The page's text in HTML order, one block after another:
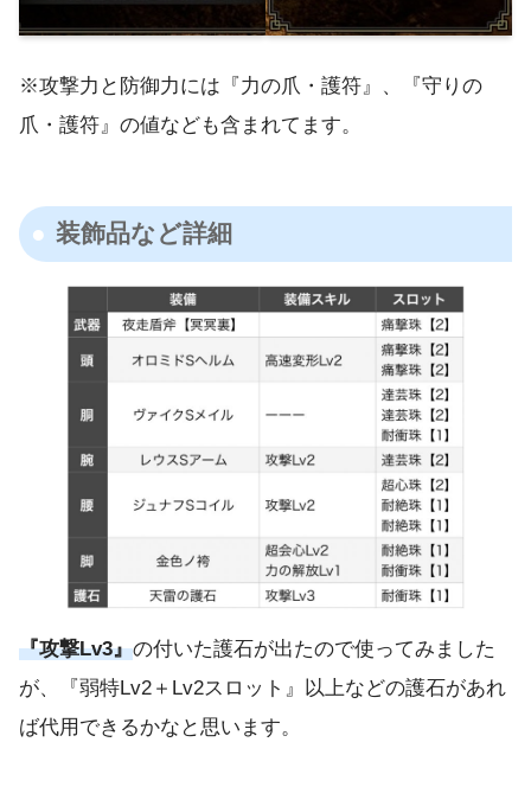
※攻撃力と防御力には『力の爪・護符』、『守りの
爪・護符』の値なども含まれてます。
装飾品など詳細
『攻撃Lv3』の付いた護石が出たので使ってみました
が、『弱特Lv2＋Lv2スロット』以上などの護石があれ
ば代用できるかなと思います。